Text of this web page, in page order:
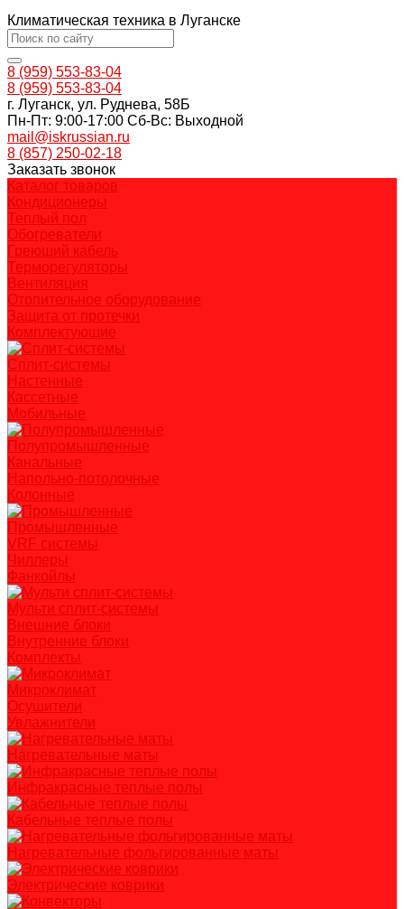
Климатическая техника в Луганске
8 (959) 553-83-04
8 (959) 553-83-04
г. Луганск, ул. Руднева, 58Б
Пн-Пт: 9:00-17:00 Cб-Вс: Выходной
mail@iskrussian.ru
8 (857) 250-02-18
Заказать звонок
Каталог товаров
Кондиционеры
Теплый пол
Обогреватели
Греющий кабель
Терморегуляторы
Вентиляция
Отопительное оборудование
Защита от протечки
Комплектующие
Сплит-системы
Настенные
Кассетные
Мобильные
Полупромышленные
Канальные
Напольно-потолочные
Колонные
Промышленные
VRF системы
Чиллеры
Фанкойлы
Мульти сплит-системы
Внешние блоки
Внутренние блоки
Комплекты
Микроклимат
Осушители
Увлажнители
Нагревательные маты
Инфракрасные теплые полы
Кабельные теплые полы
Нагревательные фольгированные маты
Электрические коврики